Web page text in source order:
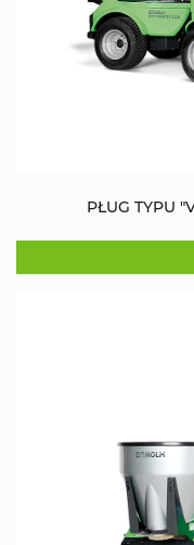
PŁUG TYPU